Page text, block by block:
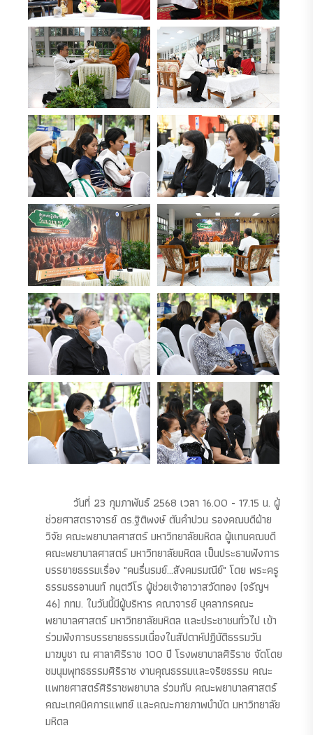
วันที่ 23 กุมภาพันธ์ 2568 เวลา 16.00 - 17.15 น. ผู้
ช่วยศาสตราจารย์ ดร.ฐิติพงษ์ ตันคำปวน รองคณบดีฝ่าย
วิจัย คณะพยาบาลศาสตร์ มหาวิทยาลัยมหิดล ผู้แทนคณบดี
คณะพยาบาลศาสตร์ มหาวิทยาลัยมหิดล เป็นประธานฟังการ
บรรยายธรรมเรื่อง "คนรื่นรมย์...สังคมรมณีย์" โดย พระครู
ธรรมธรอานนท์ กนฺตวีโร ผู้ช่วยเจ้าอาวาสวัดทอง (จรัญฯ
46) กทม. ในวันนี้มีผู้บริหาร คณาจารย์ บุคลากรคณะ
พยาบาลศาสตร์ มหาวิทยาลัยมหิดล และประชาชนทั่วไป เข้า
ร่วมฟังการบรรยายธรรมเนื่องในสัปดาห์ปฏิบัติธรรมวัน
มาฆบูชา ณ ศาลาศิริราช 100 ปี โรงพยาบาลศิริราช จัดโดย
ชมนุมพุทธธรรมศิริราช งานคุณธรรมและจริยธรรม คณะ
แพทยศาสตร์ศิริราชพยาบาล ร่วมกับ คณะพยาบาลศาสตร์
คณะเทคนิคการแพทย์ และคณะกายภาพบำบัด มหาวิทยาลัย
มหิดล